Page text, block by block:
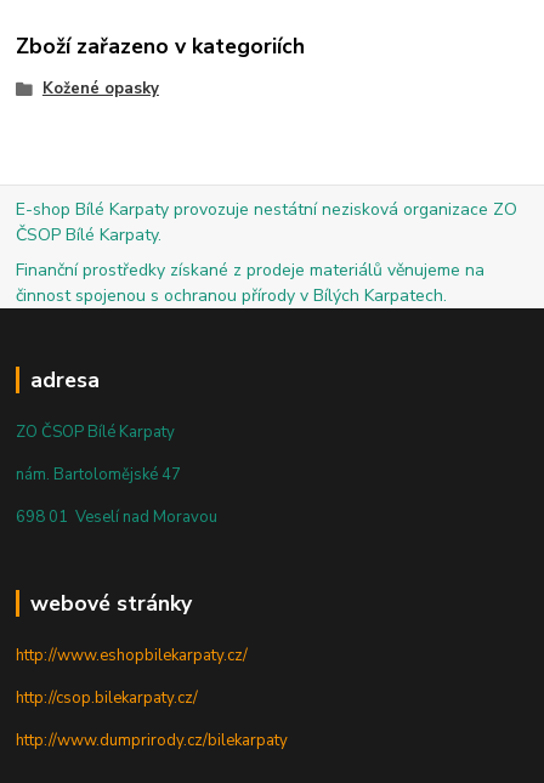
Zboží zařazeno v kategoriích
Kožené opasky
E-shop Bílé Karpaty provozuje nestátní nezisková organizace ZO
ČSOP Bílé Karpaty.
Finanční prostředky získané z prodeje materiálů věnujeme na
činnost spojenou s ochranou přírody v Bílých Karpatech.
adresa
ZO ČSOP Bílé Karpaty
nám. Bartolomějské 47
698 01 Veselí nad Moravou
webové stránky
http://www.eshopbilekarpaty.cz/
http://csop.bilekarpaty.cz/
http://www.dumprirody.cz/bilekarpaty